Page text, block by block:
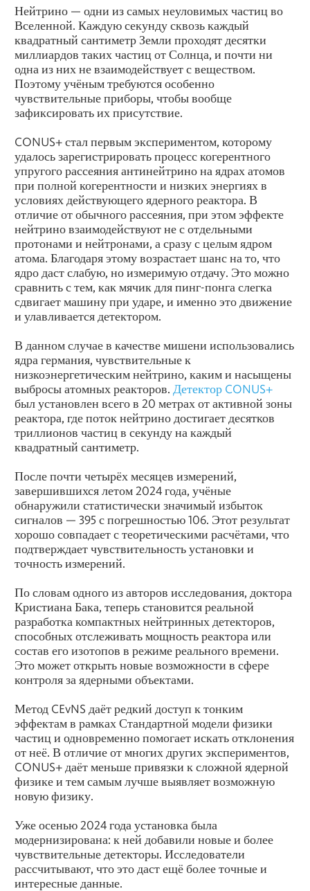
Нейтрино — одни из самых неуловимых частиц во
Вселенной. Каждую секунду сквозь каждый
квадратный сантиметр Земли проходят десятки
миллиардов таких частиц от Солнца, и почти ни
одна из них не взаимодействует с веществом.
Поэтому учёным требуются особенно
чувствительные приборы, чтобы вообще
зафиксировать их присутствие.
CONUS+ стал первым экспериментом, которому
удалось зарегистрировать процесс когерентного
упругого рассеяния антинейтрино на ядрах атомов
при полной когерентности и низких энергиях в
условиях действующего ядерного реактора. В
отличие от обычного рассеяния, при этом эффекте
нейтрино взаимодействуют не с отдельными
протонами и нейтронами, а сразу с целым ядром
атома. Благодаря этому возрастает шанс на то, что
ядро даст слабую, но измеримую отдачу. Это можно
сравнить с тем, как мячик для пинг-понга слегка
сдвигает машину при ударе, и именно это движение
и улавливается детектором.
В данном случае в качестве мишени использовались
ядра германия, чувствительные к
низкоэнергетическим нейтрино, каким и насыщены
выбросы атомных реакторов. Детектор CONUS+
был установлен всего в 20 метрах от активной зоны
реактора, где поток нейтрино достигает десятков
триллионов частиц в секунду на каждый
квадратный сантиметр.
После почти четырёх месяцев измерений,
завершившихся летом 2024 года, учёные
обнаружили статистически значимый избыток
сигналов — 395 с погрешностью 106. Этот результат
хорошо совпадает с теоретическими расчётами, что
подтверждает чувствительность установки и
точность измерений.
По словам одного из авторов исследования, доктора
Кристиана Бака, теперь становится реальной
разработка компактных нейтринных детекторов,
способных отслеживать мощность реактора или
состав его изотопов в режиме реального времени.
Это может открыть новые возможности в сфере
контроля за ядерными объектами.
Метод CEvNS даёт редкий доступ к тонким
эффектам в рамках Стандартной модели физики
частиц и одновременно помогает искать отклонения
от неё. В отличие от многих других экспериментов,
CONUS+ даёт меньше привязки к сложной ядерной
физике и тем самым лучше выявляет возможную
новую физику.
Уже осенью 2024 года установка была
модернизирована: к ней добавили новые и более
чувствительные детекторы. Исследователи
рассчитывают, что это даст ещё более точные и
интересные данные.